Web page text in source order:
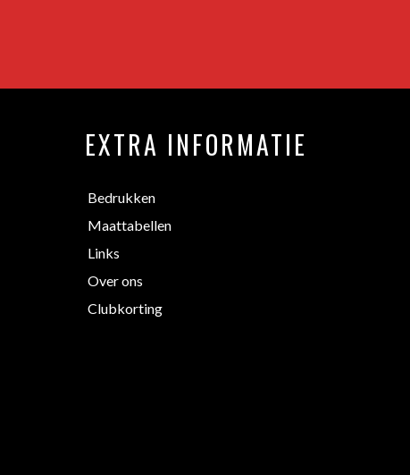
EXTRA INFORMATIE
Bedrukken
Maattabellen
Links
Over ons
Clubkorting